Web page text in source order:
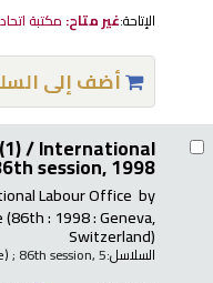
الإتاحة:غير متاح: مكتبة
أضف إلى
/International
session, 1998.
by
Labour Office
(86th : 1998 : Geneva,
Switzerland)
السلاسل:; 86th session, 5.